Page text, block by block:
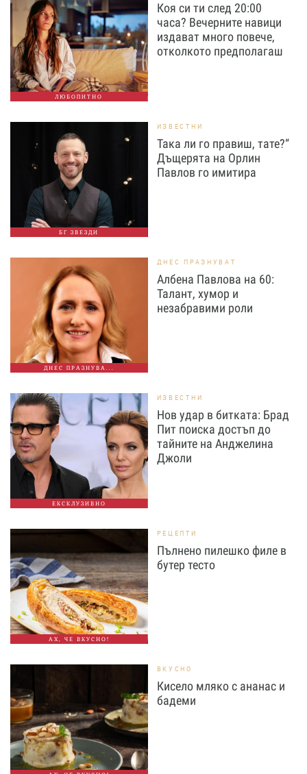
ЛЮБОПИТНО
Коя си ти след 20:00
часа? Вечерните навици
издават много повече,
отколкото предполагаш
БГ ЗВЕЗДИ
ИЗВЕСТНИ
Така ли го правиш, тате?“
Дъщерята на Орлин
Павлов го имитира
ДНЕС ПРАЗНУВА...
ДНЕС ПРАЗНУВАТ
Албена Павлова на 60:
Талант, хумор и
незабравими роли
ЕКСКЛУЗИВНО
ИЗВЕСТНИ
Нов удар в битката: Брад
Пит поиска достъп до
тайните на Анджелина
Джоли
АХ, ЧЕ ВКУСНО!
РЕЦЕПТИ
Пълнено пилешко филе в
бутер тесто
ВКУСНО
Кисело мляко с ананас и
бадеми